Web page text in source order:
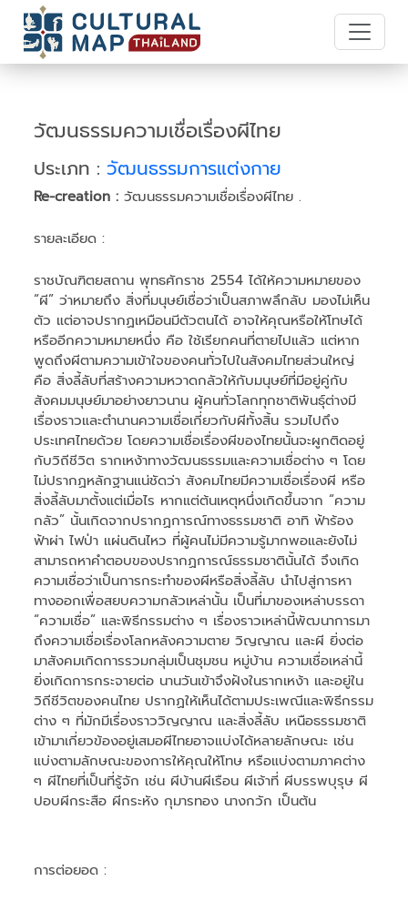
วัฒนธรรมความเชื่อเรื่องผีไทย
ประเภท : วัฒนธรรมการแต่งกาย
Re-creation : วัฒนธรรมความเชื่อเรื่องผีไทย .
รายละเอียด :
ราชบัณฑิตยสถาน พุทธศักราช 2554 ได้ให้ความหมายของ
“ผี” ว่าหมายถึง สิ่งที่มนุษย์เชื่อว่าเป็นสภาพลึกลับ มองไม่เห็น
ตัว แต่อาจปรากฏเหมือนมีตัวตนได้ อาจให้คุณหรือให้โทษได้
หรืออีกความหมายหนึ่ง คือ ใช้เรียกคนที่ตายไปแล้ว แต่หาก
พูดถึงผีตามความเข้าใจของคนทั่วไปในสังคมไทยส่วนใหญ่
คือ สิ่งลี้ลับที่สร้างความหวาดกลัวให้กับมนุษย์ที่มีอยู่คู่กับ
สังคมมนุษย์มาอย่างยาวนาน ผู้คนทั่วโลกทุกชาติพันธุ์ต่างมี
เรื่องราวและตำนานความเชื่อเกี่ยวกับผีทั้งสิ้น รวมไปถึง
ประเทศไทยด้วย โดยความเชื่อเรื่องผีของไทยนั้นจะผูกติดอยู่
กับวิถีชีวิต รากเหง้าทางวัฒนธรรมและความเชื่อต่าง ๆ โดย
ไม่ปรากฏหลักฐานแน่ชัดว่า สังคมไทยมีความเชื่อเรื่องผี หรือ
สิ่งลี้ลับมาตั้งแต่เมื่อไร หากแต่ต้นเหตุหนึ่งเกิดขึ้นจาก “ความ
กลัว” นั้นเกิดจากปรากฏการณ์ทางธรรมชาติ อาทิ ฟ้าร้อง
ฟ้าผ่า ไฟป่า แผ่นดินไหว ที่ผู้คนไม่มีความรู้มากพอและยังไม่
สามารถหาคำตอบของปรากฏการณ์ธรรมชาตินั้นได้ จึงเกิด
ความเชื่อว่าเป็นการกระทำของผีหรือสิ่งลี้ลับ นำไปสู่การหา
ทางออกเพื่อสยบความกลัวเหล่านั้น เป็นที่มาของเหล่าบรรดา
“ความเชื่อ” และพิธีกรรมต่าง ๆ เรื่องราวเหล่านี้พัฒนาการมา
ถึงความเชื่อเรื่องโลกหลังความตาย วิญญาณ และผี ยิ่งต่อ
มาสังคมเกิดการรวมกลุ่มเป็นชุมชน หมู่บ้าน ความเชื่อเหล่านี้
ยิ่งเกิดการกระจายต่อ นานวันเข้าจึงฝังในรากเหง้า และอยู่ใน
วิถีชีวิตของคนไทย ปรากฏให้เห็นได้ตามประเพณีและพิธีกรรม
ต่าง ๆ ที่มักมีเรื่องราววิญญาณ และสิ่งลี้ลับ เหนือธรรมชาติ
เข้ามาเกี่ยวข้องอยู่เสมอผีไทยอาจแบ่งได้หลายลักษณะ เช่น
แบ่งตามลักษณะของการให้คุณให้โทษ หรือแบ่งตามภาคต่าง
ๆ ผีไทยที่เป็นที่รู้จัก เช่น ผีบ้านผีเรือน ผีเจ้าที่ ผีบรรพบุรุษ ผี
ปอบผีกระสือ ผีกระหัง กุมารทอง นางกวัก เป็นต้น
การต่อยอด :